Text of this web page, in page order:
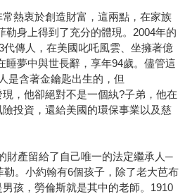
熱衷於創造財富，這兩點，在家族
勒身上得到了充分的體現。2004年的
傳人，在美國叱吒風雲、坐擁著億
睡夢中與世長辭，享年94歲。儘管這
是含著金鑰匙出生的，但
，他卻絕對不是一個紈?子弟，他在
投資，還給美國的環保事業以及慈
財產留給了自己唯一的法定繼承人─
勒。小約翰有6個孩子，除了老大芭布
孩，勞倫斯就是其中的老師。1910